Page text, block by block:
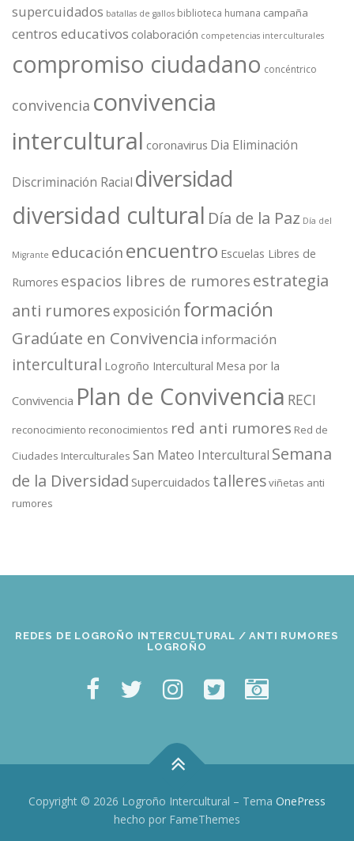
supercuidados batallas de gallos biblioteca humana campaña
centros educativos colaboración competencias interculturales
compromiso ciudadano concéntrico
convivencia convivencia
intercultural coronavirus Dia Eliminación
Discriminación Racial diversidad
diversidad cultural Día de la Paz Día del
Migrante educaciónencuentro Escuelas Libres de
Rumores espacios libres de rumores estrategia
anti rumoresexposición formación
Gradúate en Convivencia información
intercultural Logroño Intercultural Mesa por la
Convivencia Plan de Convivencia RECI
reconocimiento reconocimientos red anti rumores Red de
Ciudades Interculturales San Mateo Intercultural Semana
de la Diversidad Supercuidados talleresviñetas anti
rumores
REDES DE LOGROÑO INTERCULTURAL / ANTI RUMORES
LOGROÑO
Copyright © 2026 Logroño Intercultural – Tema OnePress
hecho por FameThemes